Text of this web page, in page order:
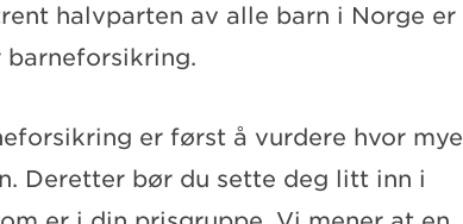
halvparten av alle barn i Norge er
er først å vurdere hvor mye
Deretter bør du sette deg litt inn i